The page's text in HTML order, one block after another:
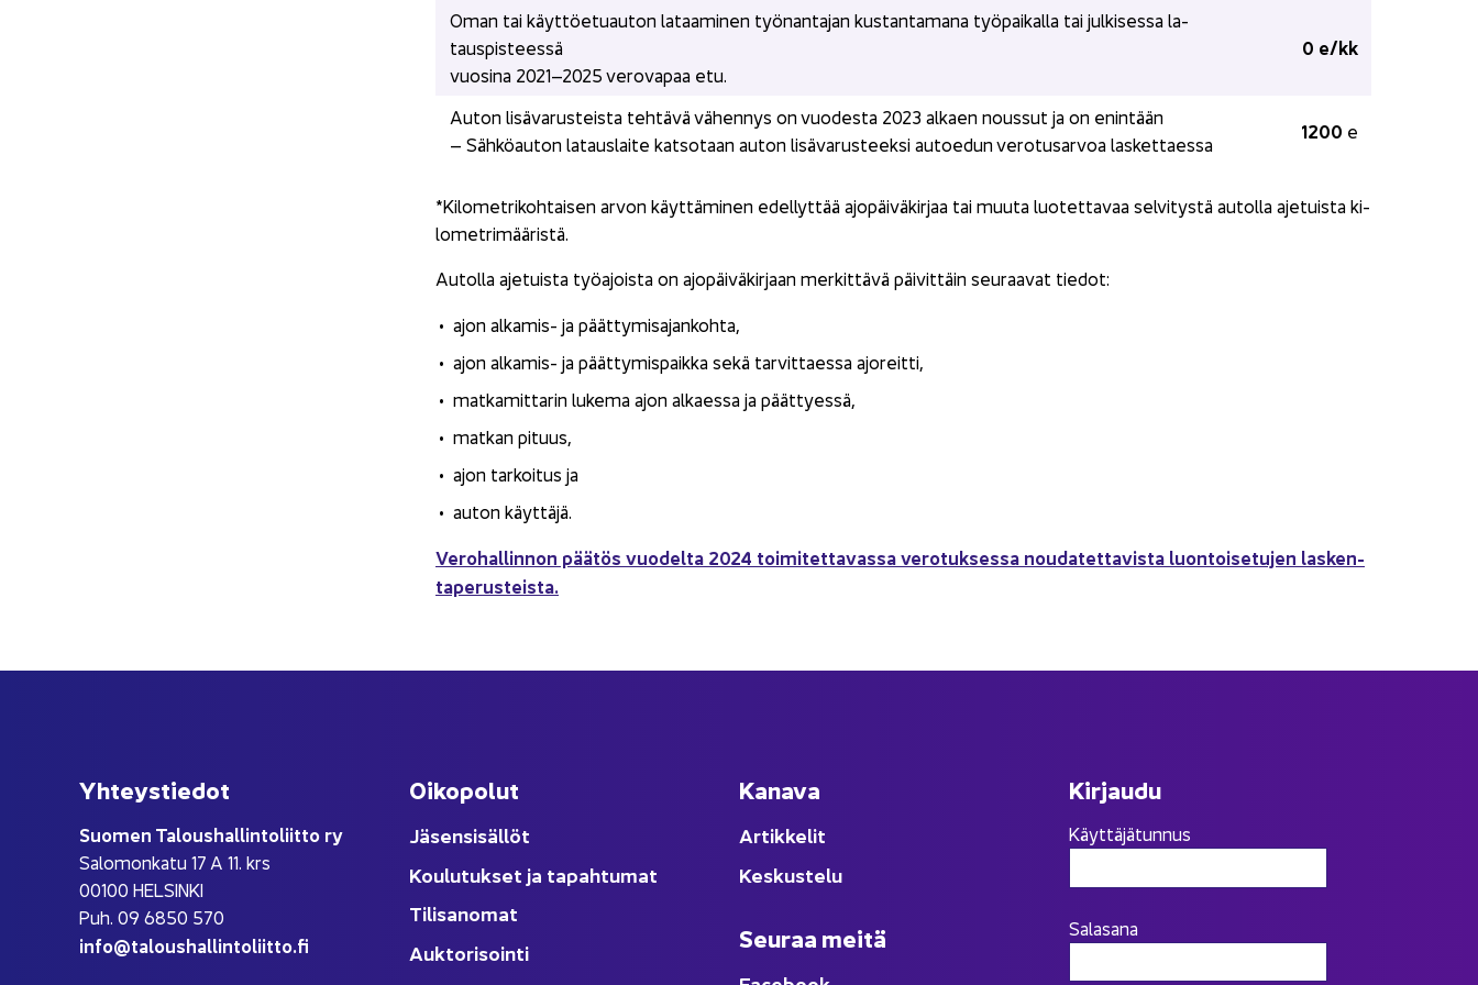
Oman tai käyt­tö­etuau­ton la­taa­mi­nen työ­nan­ta­jan kus­tan­ta­ma­na työ­pai­kal­la tai jul­ki­ses­sa la­
taus­pis­tees­sä
vuo­si­na 2021–2025 ve­ro­va­paa etu.
0 e/kk
Auton li­sä­va­rus­teis­ta teh­tä­vä vä­hen­nys on vuo­des­ta 2023 al­kaen nous­sut ja on enin­tään
– Säh­kö­au­ton la­taus­lai­te kat­so­taan auton li­sä­va­rus­teek­si au­toe­dun ve­ro­tusar­voa las­ket­taes­sa
1200 e
*Ki­lo­met­ri­koh­tai­sen arvon käyt­tä­mi­nen edel­lyt­tää ajo­päi­vä­kir­jaa tai muuta luo­tet­ta­vaa sel­vi­tys­tä au­tol­la aje­tuis­ta ki­
lo­met­ri­mää­ris­tä.
Au­tol­la aje­tuis­ta työ­ajois­ta on ajo­päi­vä­kir­jaan mer­kit­tä­vä päi­vit­täin seu­raa­vat tie­dot:
ajon alkamis-​ ja päät­ty­mi­sa­jan­koh­ta,
ajon alkamis-​ ja päät­ty­mis­paik­ka sekä tar­vit­taes­sa ajo­reit­ti,
mat­ka­mit­ta­rin lu­ke­ma ajon al­kaes­sa ja päät­tyes­sä,
mat­kan pi­tuus,
ajon tar­koi­tus ja
auton käyt­tä­jä.
Ve­ro­hal­lin­non pää­tös vuo­del­ta 2024 toi­mi­tet­ta­vas­sa ve­ro­tuk­ses­sa nou­da­tet­ta­vis­ta luon­toi­se­tu­jen las­ken­
ta­pe­rus­teis­ta.
Yh­teys­tie­dot
Suo­men Ta­lous­hal­lin­to­liit­to ry
Sa­lo­mon­ka­tu 17 A 11. krs
00100 HEL­SIN­KI
Puh. 09 6850 570
info@ta­lous­hal­lin­to­liit­to.fi
Oi­ko­po­lut
Jä­sen­si­säl­löt
Kou­lu­tuk­set ja ta­pah­tu­mat
Ti­li­sa­no­mat
Auk­to­ri­soin­ti
Ka­na­va
Ar­tik­ke­lit
Kes­kus­te­lu
Seu­raa meitä
Kir­jau­du
Käyttäjätunnus
Salasana